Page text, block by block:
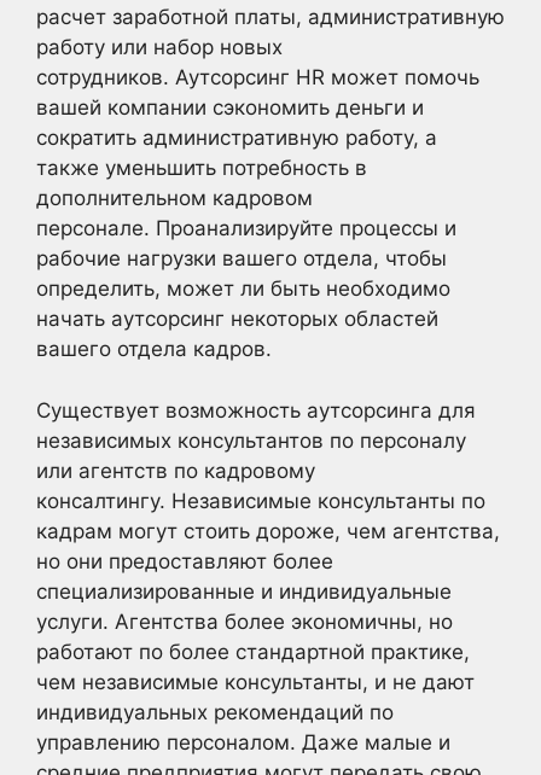
расчет заработной платы, административную
работу или набор новых
сотрудников. Аутсорсинг HR может помочь
вашей компании сэкономить деньги и
сократить административную работу, а
также уменьшить потребность в
дополнительном кадровом
персонале. Проанализируйте процессы и
рабочие нагрузки вашего отдела, чтобы
определить, может ли быть необходимо
начать аутсорсинг некоторых областей
вашего отдела кадров.
Существует возможность аутсорсинга для
независимых консультантов по персоналу
или агентств по кадровому
консалтингу. Независимые консультанты по
кадрам могут стоить дороже, чем агентства,
но они предоставляют более
специализированные и индивидуальные
услуги. Агентства более экономичны, но
работают по более стандартной практике,
чем независимые консультанты, и не дают
индивидуальных рекомендаций по
управлению персоналом. Даже малые и